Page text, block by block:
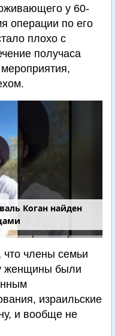
у 60-
операции по его
плохо с
получаса
Коган найден
члены семьи
женщины были
израильские
и вообще не